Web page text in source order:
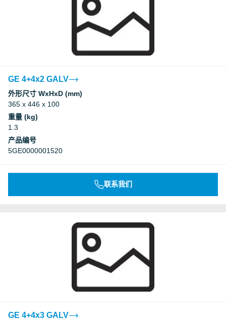
GE 4+4x2 GALV
外形尺寸 WxHxD (mm)
365 x 446 x 100
重量 (kg)
1.3
产品编号
5GE0000001520
联系我们
GE 4+4x3 GALV